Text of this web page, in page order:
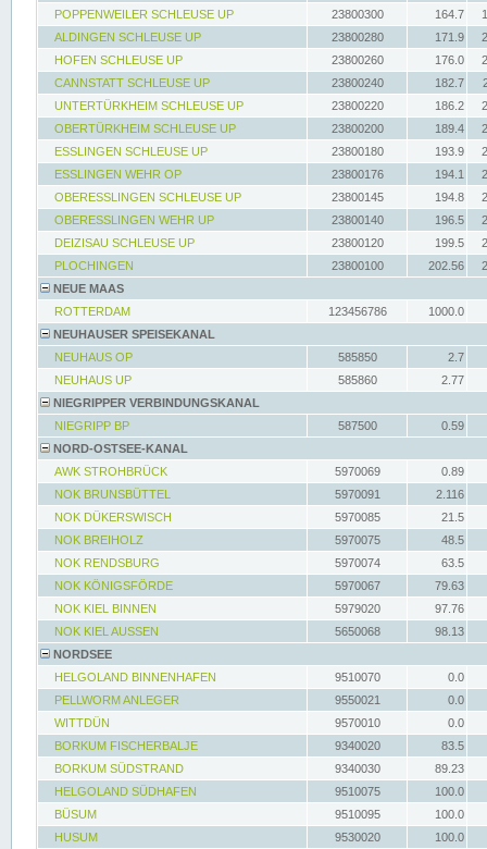
POPPENWEILER SCHLEUSE UP
23800300 164.7
ALDINGEN SCHLEUSE UP
23800280 171.9
HOFEN SCHLEUSE UP
23800260 176.0
CANNSTATT SCHLEUSE UP
23800240 182.7
UNTERTÜRKHEIM SCHLEUSE UP
23800220 186.2
OBERTÜRKHEIM SCHLEUSE UP
23800200 189.4
ESSLINGEN SCHLEUSE UP
23800180 193.9
ESSLINGEN WEHR OP
23800176 194.1
OBERESSLINGEN SCHLEUSE UP
23800145 194.8
OBERESSLINGEN WEHR UP
23800140 196.5
DEIZISAU SCHLEUSE UP
23800120 199.5
PLOCHINGEN
23800100 202.56
NEUE MAAS
ROTTERDAM
123456786
1000.0
NEUHAUSER SPEISEKANAL
NEUHAUS OP
585850
2.7
NEUHAUS UP
585860
2.77
NIEGRIPPER VERBINDUNGSKANAL
NIEGRIPP BP
587500
0.59
NORD-OSTSEE-KANAL
AWK STROHBRÜCK
5970069
0.89
NOK BRUNSBÜTTEL
5970091
2.116
NOK DÜKERSWISCH
5970085
21.5
NOK BREIHOLZ
5970075
48.5
NOK RENDSBURG
5970074
63.5
NOK KÖNIGSFÖRDE
5970067
79.63
NOK KIEL BINNEN
5979020
97.76
NOK KIEL AUSSEN
5650068
98.13
NORDSEE
HELGOLAND BINNENHAFEN
9510070
0.0
PELLWORM ANLEGER
9550021
0.0
WITTDÜN
9570010
0.0
BORKUM FISCHERBALJE
9340020
83.5
BORKUM SÜDSTRAND
9340030
89.23
HELGOLAND SÜDHAFEN
9510075
100.0
BÜSUM
9510095
100.0
HUSUM
9530020 100.0